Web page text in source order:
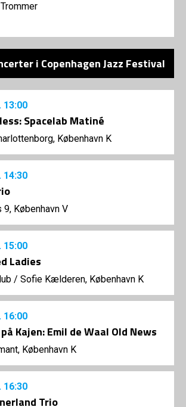
i Copenhagen Jazz Festival
13:00
Spacelab Matiné
København K
14:30
9, København V
15:00
Ladies
/ Sofie Kælderen, København K
16:00
Kajen: Emil de Waal Old News
København K
16:30
Trio